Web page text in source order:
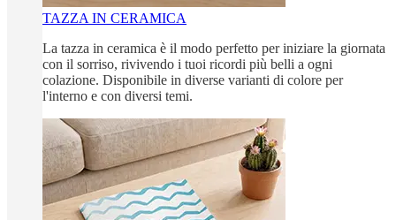
TAZZA IN CERAMICA
La tazza in ceramica è il modo perfetto per iniziare la giornata
con il sorriso, rivivendo i tuoi ricordi più belli a ogni
colazione. Disponibile in diverse varianti di colore per
l'interno e con diversi temi.